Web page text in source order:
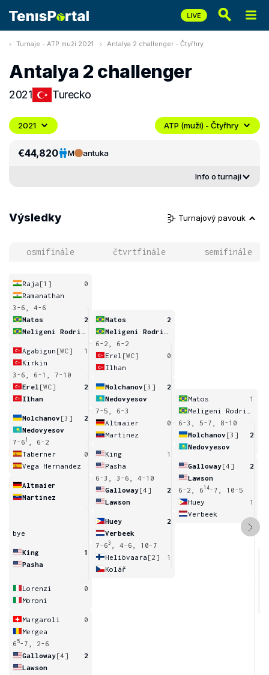
Turnaje - ATP muži 2021 Antalya 2 challenger - Čtyřhry
Antalya 2 challenger
2021 Turecko
2021 ATP (muži) - Čtyřhry
€44,820 M antuka
Info o turnaji
Výsledky Turnajový pavouk
osmifinále čtvrtfinále semifinále
Raja [1]
0
Ramanathan
3-6, 4-6
Matos
2
Agabigun [WC]
1
Kirkin
3-6, 6-1, 7-10
Erel [WC]
2
Ilhan
Molchanov [3]
2
Nedovyesov
7-6 1
, 6-2
Taberner
0
Vega Hernandez
Altmaier
Martinez
bye
King
1
Pasha
Lorenzi
0
Moroni
Margaroli
0
Mergea
6 5-7, 2-6
Galloway[4]
2
Lawson
Matos
2
6-2, 6-2
Erel [WC]
0
Ilhan
Molchanov [3]
2
Nedovyesov
7-5, 6-3
Altmaier
0
Martinez
King
1
Pasha
6-3, 3-6, 4-10
Galloway[4]
2
Lawson
Huey
2
Verbeek
7-63
, 4-6, 10-7
Heliövaara [2]
1
Kolář
Matos
1
6-3, 5-7, 8-10
Molchanov [3]
2
Nedovyesov
Galloway[4]
2
Lawson
6-2, 6 14-7, 10-5
Huey
1
Verbeek